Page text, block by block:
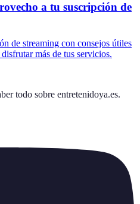
a tu suscripción de
de streaming con consejos útiles
más de tus servicios.
todo sobre entretenidoya.es.